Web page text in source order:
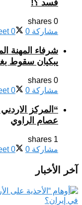
فسد ؟!
0 shares
مشاركة 0
0
شرفاء المهنة
يبكيان سقوط
0 shares
مشاركة 0
0
“المركز
عصام الراوي
1 shares
مشاركة 0
0
آخر الأخبار